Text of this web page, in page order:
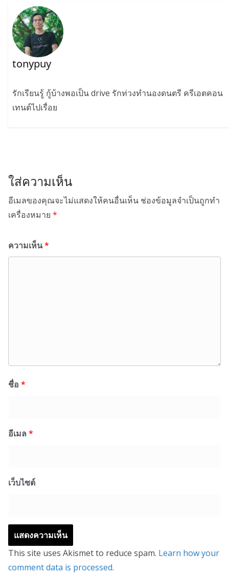
tonypuy
รักเรียนรู้ กู้บ้างพอเป็น drive รักท่วงทำนองดนตรี ครีเอตคอน
เทนต์ไปเรื่อย
ใส่ความเห็น
อีเมลของคุณจะไม่แสดงให้คนอื่นเห็น ช่องข้อมูลจำเป็นถูกทำ
เครื่องหมาย *
ความเห็น*
ชื่อ *
อีเมล *
เว็บไซต์
This site uses Akismet to reduce spam. Learn how your
comment data is processed.